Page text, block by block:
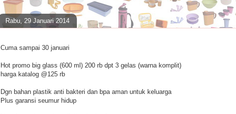
Rabu, 29 Januari 2014
Cuma sampai 30 januari
Hot promo big glass (600 ml) 200 rb dpt 3 gelas (warna komplit)
harga katalog @125 rb
Dgn bahan plastik anti bakteri dan bpa aman untuk keluarga
Plus garansi seumur hidup